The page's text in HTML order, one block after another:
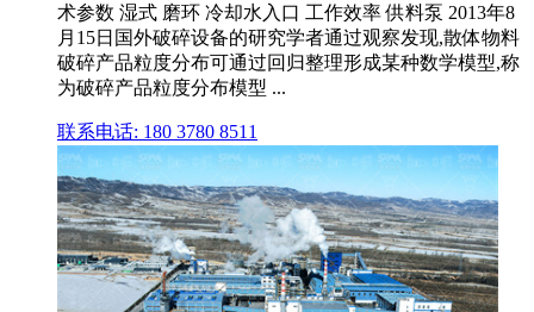
术参数 湿式 磨环 冷却水入口 工作效率 供料泵 2013年8
月15日国外破碎设备的研究学者通过观察发现,散体物料
破碎产品粒度分布可通过回归整理形成某种数学模型,称
为破碎产品粒度分布模型 ...
联系电话: 180 3780 8511